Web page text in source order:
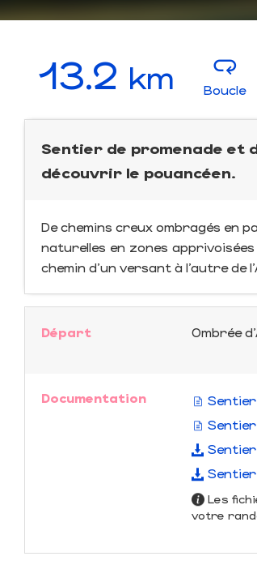
13.2 km Boucle
Sentier de promenade et
découvrir le pouancéen.
De chemins creux ombragés en
naturelles en zones
chemin d’un versant à l’autre de
Départ Ombrée
Documentation
Sentier
Les
votre